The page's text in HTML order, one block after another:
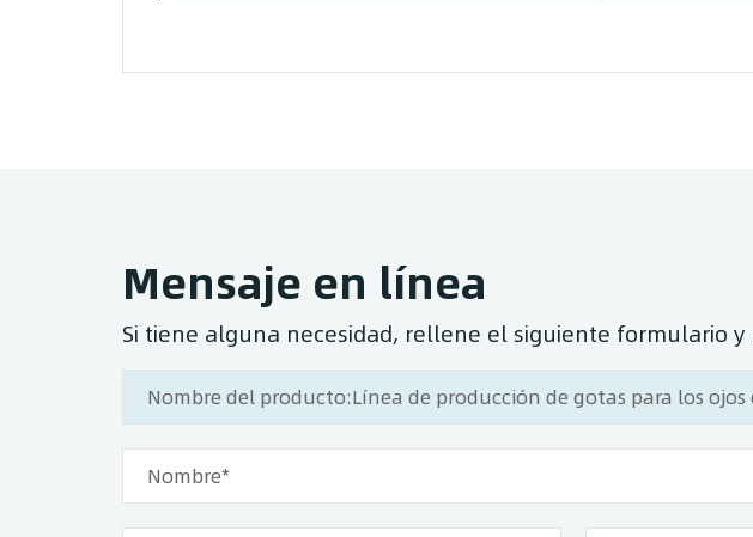
Mensaje en línea
Si tiene alguna necesidad, rellene el siguiente formulario